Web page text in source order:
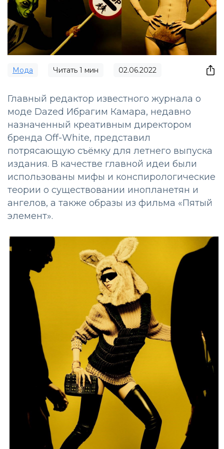
Мода Читать 1 мин 02.06.2022
Главный редактор известного журнала о
моде Dazed Ибрагим Камара, недавно
назначенный креативным директором
бренда Off-White, представил
потрясающую съёмку для летнего выпуска
издания. В качестве главной идеи были
использованы мифы и конспирологические
теории о существовании инопланетян и
ангелов, а также образы из фильма «‎Пятый
элемент»‎.